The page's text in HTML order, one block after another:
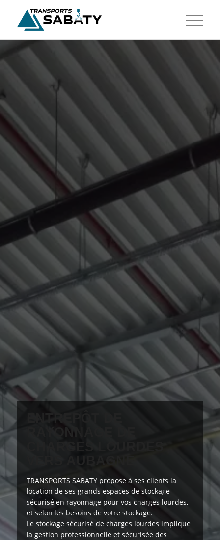
ENTREPÔT DE
RAYONNAGE DE
TRANSPORTS SABATY propose à ses clients la
location de ses grands espaces de stockage
sécurisé en rayonnage pour vos charges lourdes,
et selon les besoins de votre stockage.
Le stockage sécurisé de charges lourdes implique
la gestion professionnelle et sécurisée des